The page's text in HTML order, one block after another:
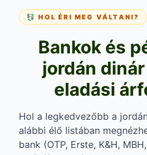
💱 HOL ÉRI MEG VÁLTANI?
Bankok és
jordán
eladási
Hol a legkedvezőbb a
alábbi élő listában
bank (OTP, Erste, K&H,